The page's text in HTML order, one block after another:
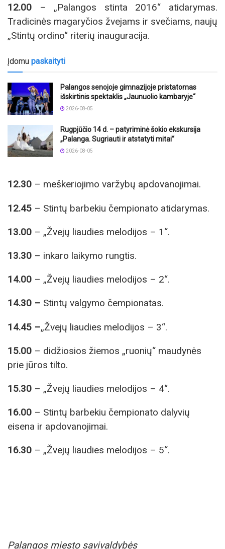
12.00 – „Palangos stinta 2016“ atidarymas.
Tradicinės magaryčios žvejams ir svečiams, naujų
„Stintų ordino“ riterių inauguracija.
Įdomu paskaityti
Palangos senojoje gimnazijoje pristatomas
išskirtinis spektaklis „Jaunuolio kambaryje“
2026-08-05
Rugpjūčio 14 d. – patyriminė šokio ekskursija
„Palanga. Sugriauti ir atstatyti mitai“
2026-08-05
12.30 – meškeriojimo varžybų apdovanojimai.
12.45 – Stintų barbekiu čempionato atidarymas.
13.00 – „Žvejų liaudies melodijos – 1“.
13.30 – inkaro laikymo rungtis.
14.00 – „Žvejų liaudies melodijos – 2“.
14.30 – Stintų valgymo čempionatas.
14.45 –„Žvejų liaudies melodijos – 3“.
15.00 – didžiosios žiemos „ruonių“ maudynės
prie jūros tilto.
15.30 – „Žvejų liaudies melodijos – 4“.
16.00 – Stintų barbekiu čempionato dalyvių
eisena ir apdovanojimai.
16.30 – „Žvejų liaudies melodijos – 5“.
Palangos miesto savivaldybės